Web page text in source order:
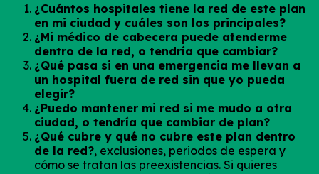
¿Cuántos hospitales tiene la red de este plan
en mi ciudad y cuáles son los principales?
¿Mi médico de cabecera puede atenderme
dentro de la red, o tendría que cambiar?
¿Qué pasa si en una emergencia me llevan a
un hospital fuera de red sin que yo pueda
elegir?
¿Puedo mantener mi red si me mudo a otra
ciudad, o tendría que cambiar de plan?
¿Qué cubre y qué no cubre este plan dentro
de la red?, exclusiones, periodos de espera y
cómo se tratan las preexistencias. Si quieres